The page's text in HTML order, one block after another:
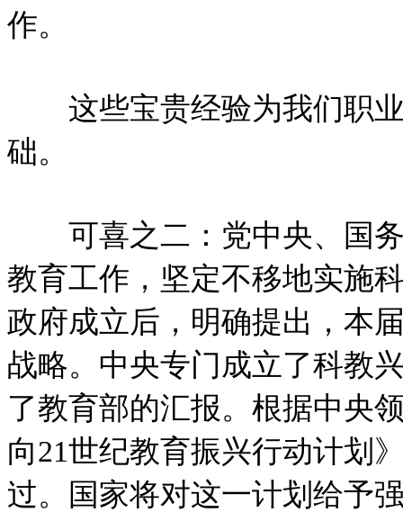
作。
这些宝贵经验为我们职业
础。
可喜之二：党中央、国务
教育工作，坚定不移地实施
政府成立后，明确提出，本
战略。中央专门成立了科教
了教育部的汇报。根据中央
向21世纪教育振兴行动计划
过。国家将对这一计划给予